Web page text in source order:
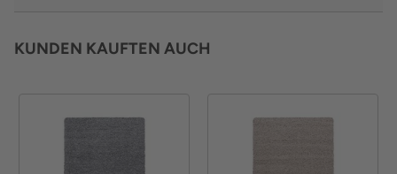
KUNDEN KAUFTEN AUCH